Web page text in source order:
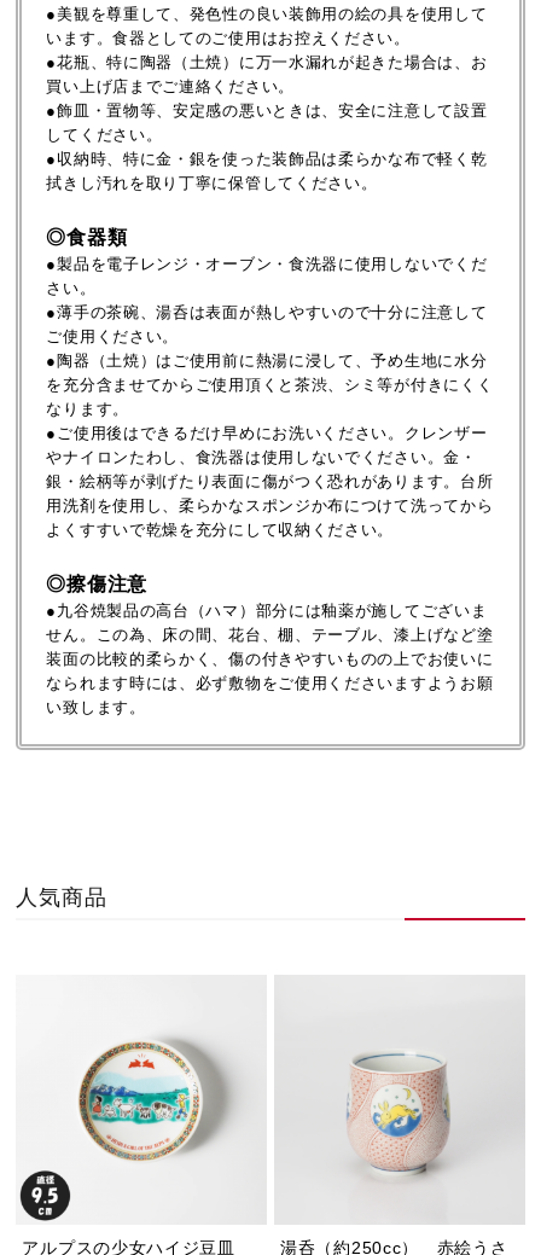
●美観を尊重して、発色性の良い装飾用の絵の具を使用して
います。食器としてのご使用はお控えください。
●花瓶、特に陶器（土焼）に万一水漏れが起きた場合は、お
買い上げ店までご連絡ください。
●飾皿・置物等、安定感の悪いときは、安全に注意して設置
してください。
●収納時、特に金・銀を使った装飾品は柔らかな布で軽く乾
拭きし汚れを取り丁寧に保管してください。
◎食器類
●製品を電子レンジ・オーブン・食洗器に使用しないでくだ
さい。
●薄手の茶碗、湯呑は表面が熱しやすいので十分に注意して
ご使用ください。
●陶器（土焼）はご使用前に熱湯に浸して、予め生地に水分
を充分含ませてからご使用頂くと茶渋、シミ等が付きにくく
なります。
●ご使用後はできるだけ早めにお洗いください。クレンザー
やナイロンたわし、食洗器は使用しないでください。金・
銀・絵柄等が剥げたり表面に傷がつく恐れがあります。台所
用洗剤を使用し、柔らかなスポンジか布につけて洗ってから
よくすすいで乾燥を充分にして収納ください。
◎擦傷注意
●九谷焼製品の高台（ハマ）部分には釉薬が施してございま
せん。この為、床の間、花台、棚、テーブル、漆上げなど塗
装面の比較的柔らかく、傷の付きやすいものの上でお使いに
なられます時には、必ず敷物をご使用くださいますようお願
い致します。
人気商品
アルプスの少女ハイジ豆皿
湯呑（約250cc） 赤絵うさ